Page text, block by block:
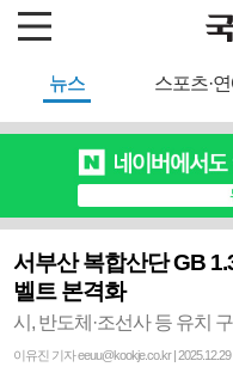
뉴스 스포츠·연
서부산 복합산단 GB
벨트 본격화
시, 반도체·조선사 등 유치
이유진 기자 eeuu@kookje.co.kr | 2025.12.29